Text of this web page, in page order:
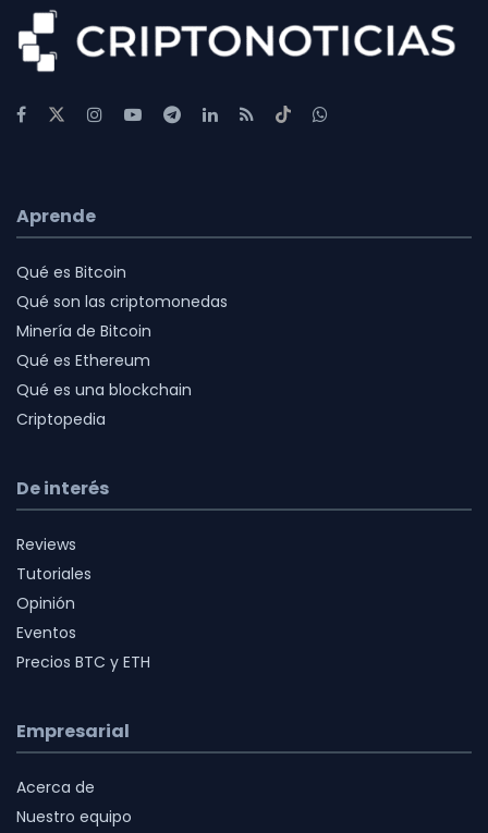
Aprende
Qué es Bitcoin
Qué son las criptomonedas
Minería de Bitcoin
Qué es Ethereum
Qué es una blockchain
Criptopedia
De interés
Reviews
Tutoriales
Opinión
Eventos
Precios BTC y ETH
Empresarial
Acerca de
Nuestro equipo